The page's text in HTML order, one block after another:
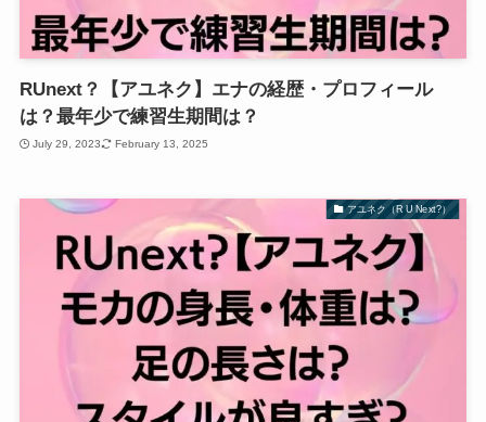
RUnext？【アユネク】エナの経歴・プロフィール
は？最年少で練習生期間は？
July 29, 2023 February 13, 2025
アユネク（R U Next?）